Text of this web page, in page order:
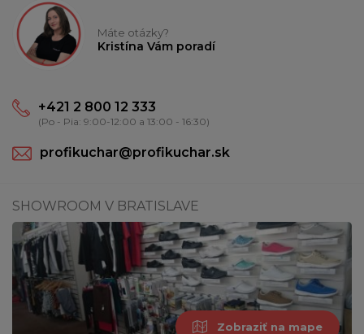
Máte otázky?
Kristína Vám poradí
+421 2 800 12 333
(Po - Pia: 9:00-12:00 a 13:00 - 16:30)
profikuchar@profikuchar.sk
SHOWROOM V BRATISLAVE
Zobraziť na mape